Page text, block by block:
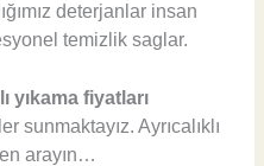
deterjanlar insan
temizlik saglar.
yıkama fiyatları
sunmaktayız. Ayrıcalıklı
arayın…